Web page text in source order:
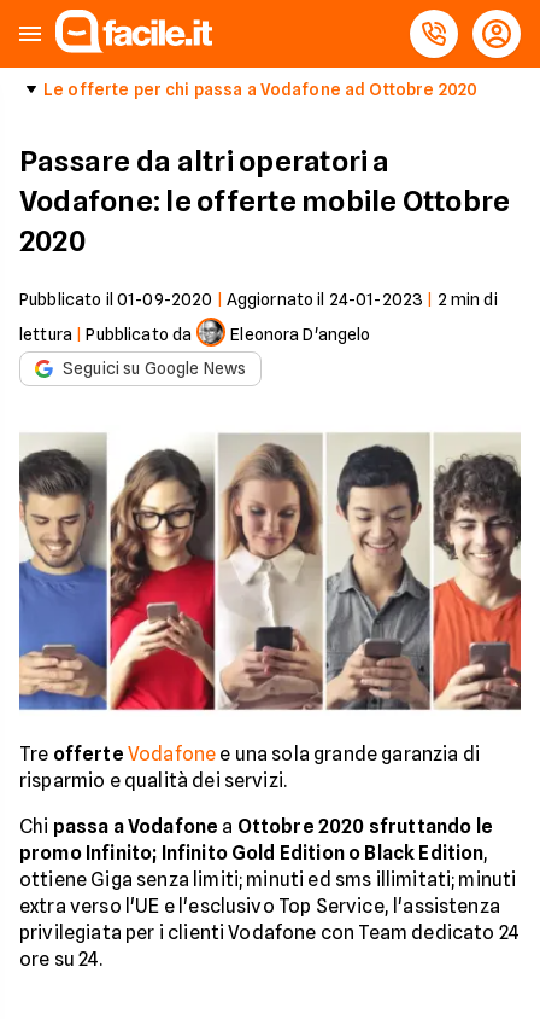
Le offerte per chi passa a Vodafone ad Ottobre 2020
Passare da altri operatori a
Vodafone: le offerte mobile Ottobre
2020
Pubblicato il 01-09-2020 Aggiornato il 24-01-2023 2 min di
lettura |Pubblicato da
Eleonora D'angelo
Seguici su Google News
Tre offerte Vodafone e una sola grande garanzia di
risparmio e qualità dei servizi.
Chi passa a Vodafone a Ottobre 2020 sfruttando le
promo Infinito; Infinito Gold Edition o Black Edition,
ottiene Giga senza limiti; minuti ed sms illimitati; minuti
extra verso l'UE e l'esclusivo Top Service, l'assistenza
privilegiata per i clienti Vodafone con Team dedicato 24
ore su 24.